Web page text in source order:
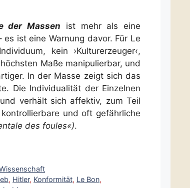
der Massen ist mehr als eine
ist eine Warnung davor. Für Le
kein ›Kulturerzeuger‹,
Maße manipulierbar, und
In der Masse zeigt sich das
Die Individualität der Einzelnen
verhält sich affektiv, zum Teil
und oft gefährliche
des foules«).
, Hitler, Konformität, Le Bon,